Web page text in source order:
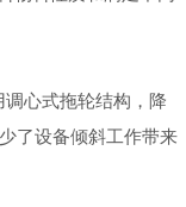
心式拖轮结构，降
了设备倾斜工作带来